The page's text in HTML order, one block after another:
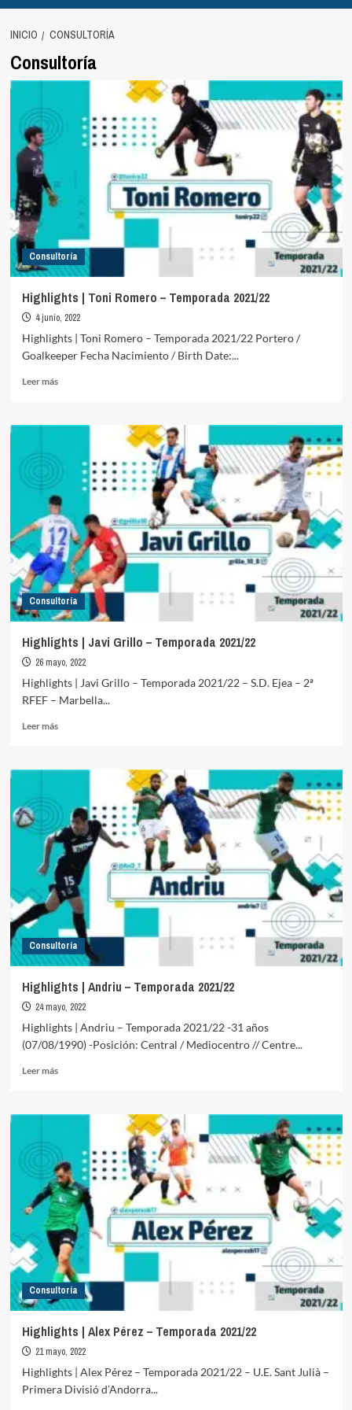
INICIO CONSULTORÍA
Consultoría
Consultoría
Highlights | Toni Romero – Temporada 2021/22
4 junio, 2022
Highlights | Toni Romero – Temporada 2021/22 Portero /
Goalkeeper Fecha Nacimiento / Birth Date:...
Leer másLeer
Highlights
Romero
–
Temporada
2021/22
Consultoría
Highlights | Javi Grillo – Temporada 2021/22
26 mayo, 2022
Highlights | Javi Grillo – Temporada 2021/22 – S.D. Ejea – 2ª
RFEF – Marbella...
Leer másLeer
Highlights
Grillo
–
Temporada
2021/22
Consultoría
Highlights | Andriu – Temporada 2021/22
24 mayo, 2022
Highlights | Andriu – Temporada 2021/22 -31 años
(07/08/1990) -Posición: Central / Mediocentro // Centre...
Leer másLeer
Highlights
–
Temporada
2021/22
Consultoría
Highlights | Alex Pérez – Temporada 2021/22
21 mayo, 2022
Highlights | Alex Pérez – Temporada 2021/22 – U.E. Sant Julià –
Primera Divisió d’Andorra...